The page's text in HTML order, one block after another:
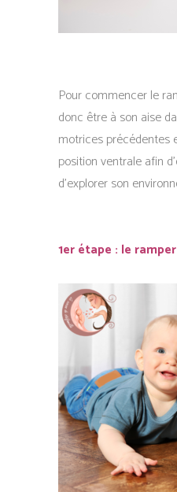
Pour commencer le
donc être à son aise
motrices précédentes
position ventrale afin
d’explorer son
1er étape : le